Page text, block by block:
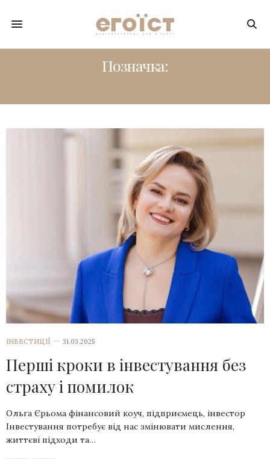
Позначка:
ІНВЕСТИЦІЇ 31.03.2025
Перші кроки в інвестування без
страху і помилок
Ольга Єрьома фінансовий коуч, підприємець, інвестор
Інвестування потребує від нас змінювати мислення,
життєві підходи та…